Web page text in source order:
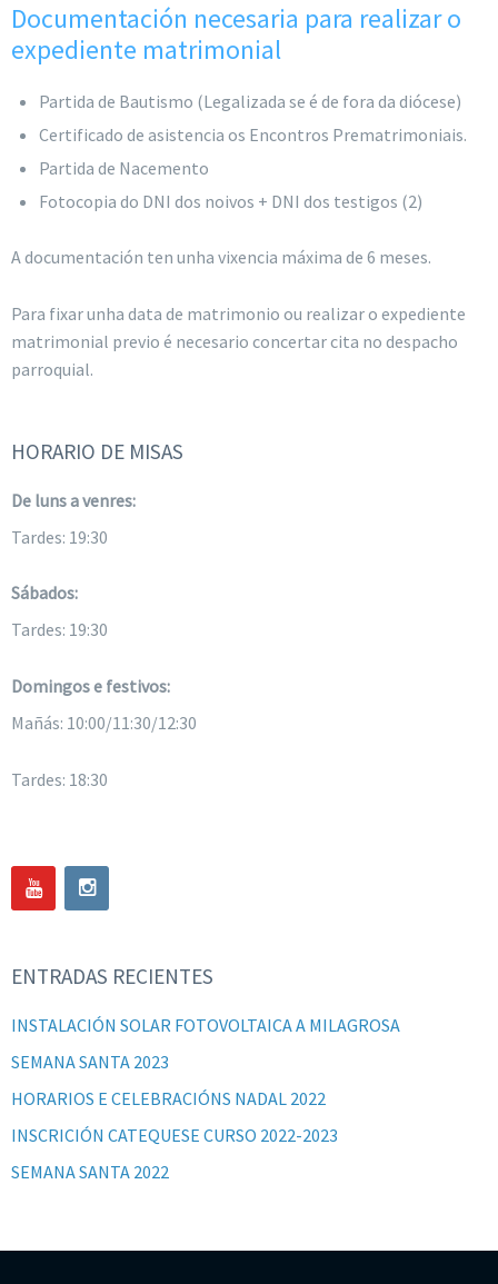
Documentación necesaria para realizar o
expediente matrimonial
Partida de Bautismo (Legalizada se é de fora da diócese)
Certificado de asistencia os Encontros Prematrimoniais.
Partida de Nacemento
Fotocopia do DNI dos noivos + DNI dos testigos (2)
A documentación ten unha vixencia máxima de 6 meses.
Para fixar unha data de matrimonio ou realizar o expediente
matrimonial previo é necesario concertar cita no despacho
parroquial.
HORARIO DE MISAS
De luns a venres:
Tardes: 19:30
Sábados:
Tardes: 19:30
Domingos e festivos:
Mañás: 10:00/11:30/12:30
Tardes: 18:30
ENTRADAS RECIENTES
INSTALACIÓN SOLAR FOTOVOLTAICA A MILAGROSA
SEMANA SANTA 2023
HORARIOS E CELEBRACIÓNS NADAL 2022
INSCRICIÓN CATEQUESE CURSO 2022-2023
SEMANA SANTA 2022